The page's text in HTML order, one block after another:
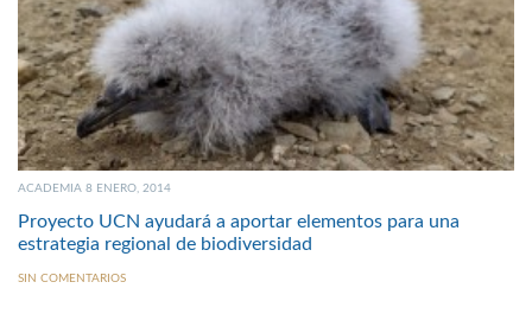
ACADEMIA 8 ENERO, 2014
Proyecto UCN ayudará a aportar elementos para una
estrategia regional de biodiversidad
SIN COMENTARIOS